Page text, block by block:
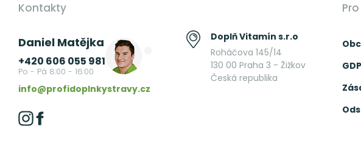
Kontakty
Daniel Matějka
+420 606 055 981
Po - Pá 8:00 - 16:00
info@profidoplnkystravy.cz
Doplň Vitamín s.r.o
Roháčova 145/14
130 00 Praha 3 - Žižkov
Česká republika